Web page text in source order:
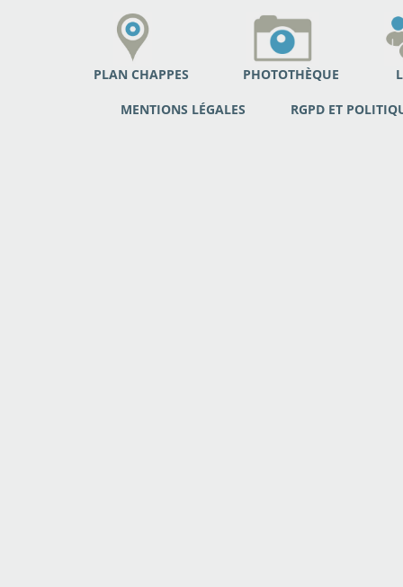
PLAN CHAPPES PHOTOTHÈQUE
MENTIONS LÉGALES RGPD ET